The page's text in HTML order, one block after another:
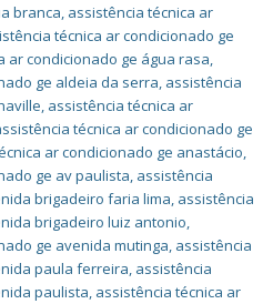
branca, assistência técnica ar
técnica ar condicionado ge
ar condicionado ge água rasa,
ge aldeia da serra, assistência
, assistência técnica ar
técnica ar condicionado ge
ar condicionado ge anastácio,
ge av paulista, assistência
brigadeiro faria lima, assistência
brigadeiro luiz antonio,
ge avenida mutinga, assistência
paula ferreira, assistência
paulista, assistência técnica ar